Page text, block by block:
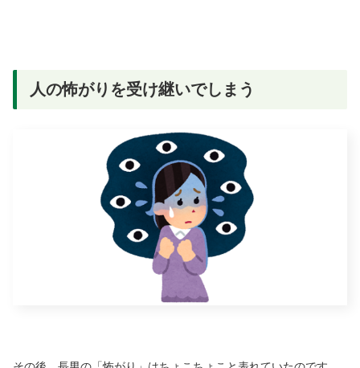
人の怖がりを受け継いでしまう